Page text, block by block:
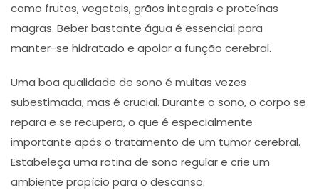
como frutas, vegetais, grãos integrais e proteínas
magras. Beber bastante água é essencial para
manter-se hidratado e apoiar a função cerebral.
Uma boa qualidade de sono é muitas vezes
subestimada, mas é crucial. Durante o sono, o corpo se
repara e se recupera, o que é especialmente
importante após o tratamento de um tumor cerebral.
Estabeleça uma rotina de sono regular e crie um
ambiente propício para o descanso.